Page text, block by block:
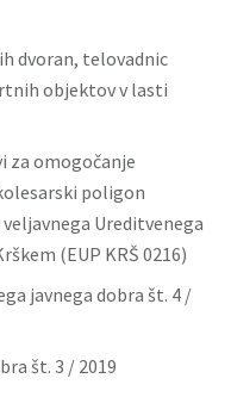
dvoran, telovadnic
objektov v lasti
za omogočanje
poligon
veljavnega Ureditvenega
(EUP KRŠ 0216)
javnega dobra št. 4 /
št. 3 / 2019